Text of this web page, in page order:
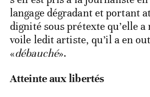
langage dégradant et portant
dignité sous prétexte qu’elle a
voile ledit artiste, qu’il a en
«débauché».
Atteinte aux libertés